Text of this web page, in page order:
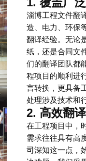
淄博工程文件翻
造、电力、环保
翻译经验。无论
纸，还是合同文
们的翻译团队都
程项目的顺利进
言转换，更具备
处理涉及技术和
2. 高效翻
在工程项目中，
需求往往具有高
司深知这一点，